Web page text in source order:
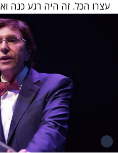
עצרו הכל. זה היה רגע כנה